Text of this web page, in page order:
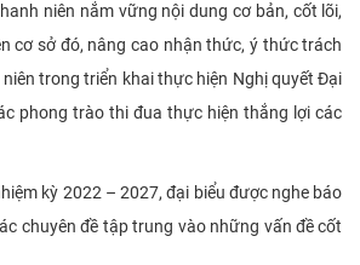
niên nắm vững nội dung cơ bản, cốt lõi,
cơ sở đó, nâng cao nhận thức, ý thức trách
trong triển khai thực hiện Nghị quyết Đại
phong trào thi đua thực hiện thắng lợi các
kỳ 2022 – 2027, đại biểu được nghe báo
chuyên đề tập trung vào những vấn đề cốt